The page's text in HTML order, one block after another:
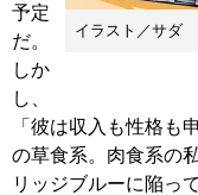
イラスト／サダ
予定
だ。
しか
し、
「彼は収入も性格も
の草食系。肉食系の
リッジブルーに陥っ